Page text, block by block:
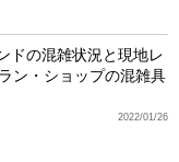
ドの混雑状況と現地レ
ン・ショップの混雑具
2022/01/26